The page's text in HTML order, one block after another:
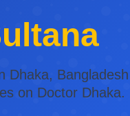
Dhaka,
on Doctor Dhaka.